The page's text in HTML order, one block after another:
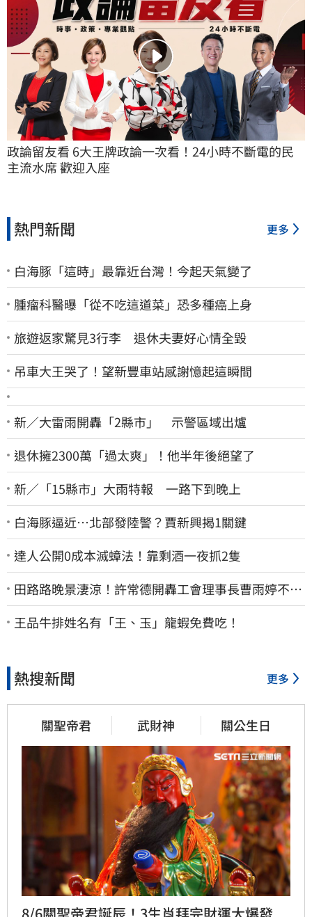
政論留友看 6大王牌政論一次看！24小時不斷電的民
主流水席 歡迎入座
熱門新聞 更多
白海豚「這時」最靠近台灣！今起天氣變了
腫瘤科醫曝「從不吃這道菜」恐多種癌上身
旅遊返家驚見3行李 退休夫妻好心情全毀
吊車大王哭了！望新豐車站感謝憶起這瞬間
新／大雷雨開轟「2縣市」 示警區域出爐
退休擁2300萬「過太爽」！他半年後絕望了
新／「15縣市」大雨特報 一路下到晚上
白海豚逼近…北部發陸警？賈新興揭1關鍵
達人公開0成本滅蟑法！靠剩酒一夜抓2隻
田路路晚景淒涼！許常德開轟工會理事長曹雨婷不忍
了：別只包紅包慰問
王品牛排姓名有「王、玉」龍蝦免費吃！
熱搜新聞 更多
關聖帝君 武財神 關公生日